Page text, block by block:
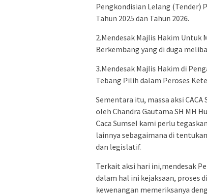
Pengkondisian Lelang (Tender)
Tahun 2025 dan Tahun 2026.
2.Mendesak Majlis Hakim Untuk
Berkembang yang di duga
3.Mendesak Majlis Hakim di
Tebang Pilih dalam Peroses
Sementara itu, massa aksi
oleh Chandra Gautama SH MH
Caca Sumsel kami perlu
lainnya sebagaimana di
dan legislatif.
Terkait aksi hari ini,mendesak
dalam hal ini kejaksaan, proses
kewenangan memeriksanya